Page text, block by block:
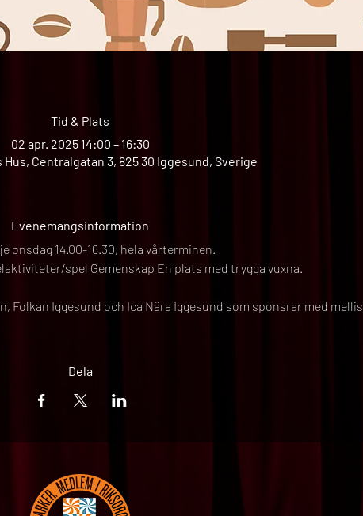
Tid & Plats
02 apr. 2025 14:00 – 16:30
Centralgatan 3, 825 30 Iggesund, Sverige
Evenemangsinformation
onsdag 14.00-16.30, hela vårterminen.
spel Gemenskap En plats med trygga vuxna.
Folkan Iggesund och Ica Nära Iggesund som sponsrar med mellis.
Dela